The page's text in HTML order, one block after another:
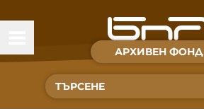
АРХИВЕН ФОНД
Времена и хора
Култура